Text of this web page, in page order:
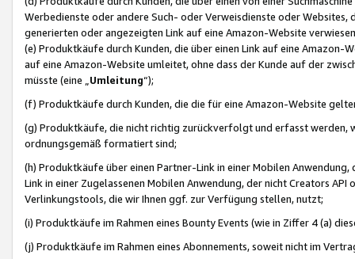
Werbedienste oder andere Such- oder Verweisdienste oder Websites,
generierten oder angezeigten Link auf eine Amazon-Website
(e) Produktkäufe durch Kunden, die über einen Link auf eine
auf eine Amazon-Website umleitet, ohne dass der Kunde auf der
müsste (eine „ Umleitung“);
(f) Produktkäufe durch Kunden, die die für eine Amazon-Website
(g) Produktkäufe, die nicht richtig zurückverfolgt und erfasst werden,
ordnungsgemäß formatiert sind;
(h) Produktkäufe über einen Partner-Link in einer Mobilen
Link in einer Zugelassenen Mobilen Anwendung, der nicht Creators
Verlinkungstools, die wir Ihnen ggf. zur Verfügung stellen, nutzt;
(i) Produktkäufe im Rahmen eines Bounty Events (wie in Ziffer 4 (a)
(j) Produktkäufe im Rahmen eines Abonnements, soweit nicht im